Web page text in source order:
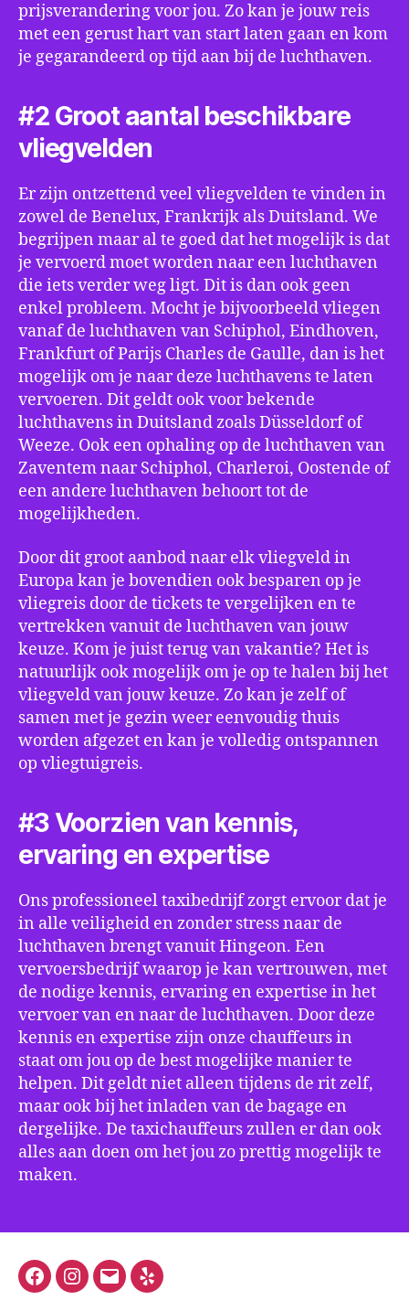
prijsverandering voor jou. Zo kan je jouw reis
met een gerust hart van start laten gaan en kom
je gegarandeerd op tijd aan bij de luchthaven.
#2 Groot aantal beschikbare
vliegvelden
Er zijn ontzettend veel vliegvelden te vinden in
zowel de Benelux, Frankrijk als Duitsland. We
begrijpen maar al te goed dat het mogelijk is dat
je vervoerd moet worden naar een luchthaven
die iets verder weg ligt. Dit is dan ook geen
enkel probleem. Mocht je bijvoorbeeld vliegen
vanaf de luchthaven van Schiphol, Eindhoven,
Frankfurt of Parijs Charles de Gaulle, dan is het
mogelijk om je naar deze luchthavens te laten
vervoeren. Dit geldt ook voor bekende
luchthavens in Duitsland zoals Düsseldorf of
Weeze. Ook een ophaling op de luchthaven van
Zaventem naar Schiphol, Charleroi, Oostende of
een andere luchthaven behoort tot de
mogelijkheden.
Door dit groot aanbod naar elk vliegveld in
Europa kan je bovendien ook besparen op je
vliegreis door de tickets te vergelijken en te
vertrekken vanuit de luchthaven van jouw
keuze. Kom je juist terug van vakantie? Het is
natuurlijk ook mogelijk om je op te halen bij het
vliegveld van jouw keuze. Zo kan je zelf of
samen met je gezin weer eenvoudig thuis
worden afgezet en kan je volledig ontspannen
op vliegtuigreis.
#3 Voorzien van kennis,
ervaring en expertise
Ons professioneel taxibedrijf zorgt ervoor dat je
in alle veiligheid en zonder stress naar de
luchthaven brengt vanuit Hingeon. Een
vervoersbedrijf waarop je kan vertrouwen, met
de nodige kennis, ervaring en expertise in het
vervoer van en naar de luchthaven. Door deze
kennis en expertise zijn onze chauffeurs in
staat om jou op de best mogelijke manier te
helpen. Dit geldt niet alleen tijdens de rit zelf,
maar ook bij het inladen van de bagage en
dergelijke. De taxichauffeurs zullen er dan ook
alles aan doen om het jou zo prettig mogelijk te
maken.
FacebookInstagram
E-
Yelp